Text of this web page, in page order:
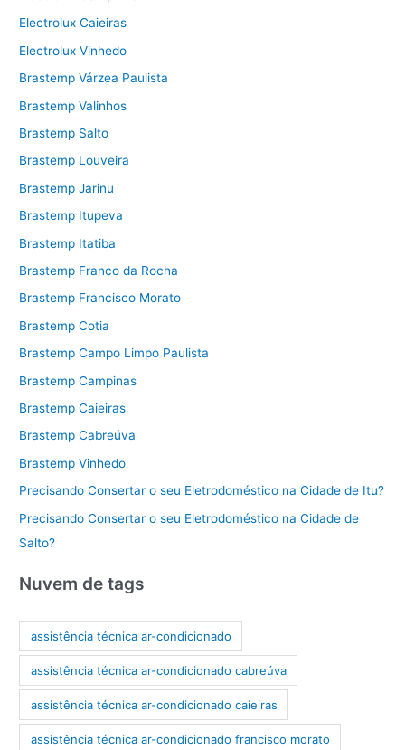
Electrolux Caieiras
Electrolux Vinhedo
Brastemp Várzea Paulista
Brastemp Valinhos
Brastemp Salto
Brastemp Louveira
Brastemp Jarinu
Brastemp Itupeva
Brastemp Itatiba
Brastemp Franco da Rocha
Brastemp Francisco Morato
Brastemp Cotia
Brastemp Campo Limpo Paulista
Brastemp Campinas
Brastemp Caieiras
Brastemp Cabreúva
Brastemp Vinhedo
Precisando Consertar o seu Eletrodoméstico na Cidade de Itu?
Precisando Consertar o seu Eletrodoméstico na Cidade de
Salto?
Nuvem de tags
assistência técnica ar-condicionado
assistência técnica ar-condicionado cabreúva
assistência técnica ar-condicionado caieiras
assistência técnica ar-condicionado francisco morato